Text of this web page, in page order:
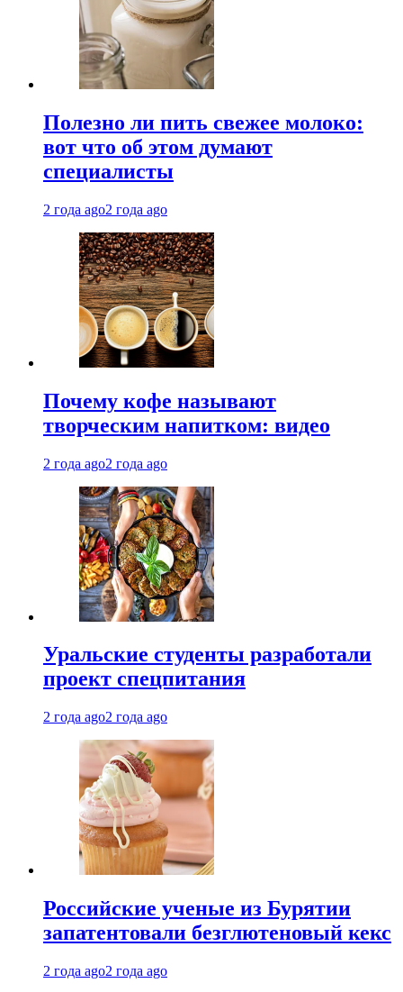
Полезно ли пить свежее молоко:
вот что об этом думают
специалисты
2 года ago2 года ago
Почему кофе называют
творческим напитком: видео
2 года ago2 года ago
Уральские студенты разработали
проект спецпитания
2 года ago2 года ago
Российские ученые из Бурятии
запатентовали безглютеновый кекс
2 года ago2 года ago